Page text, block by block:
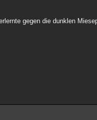
gegen die dunklen